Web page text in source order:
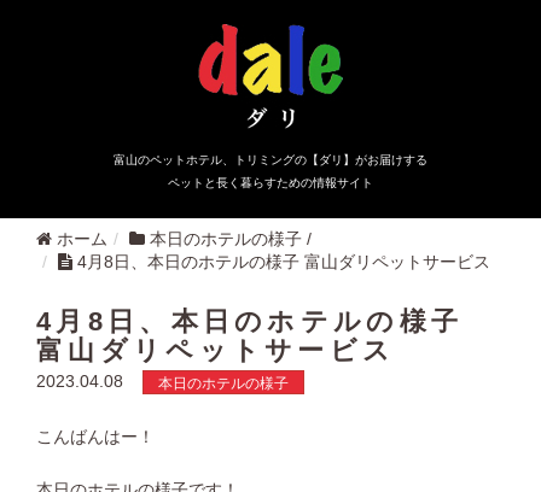
富山のペットホテル、トリミングの【ダリ】がお届けする
ペットと長く暮らすための情報サイト
ホーム 本日のホテルの様子 /
4月8日、本日のホテルの様子 富山ダリペットサービス
4月8日、本日のホテルの様子
富山ダリペットサービス
2023.04.08 本日のホテルの様子
こんばんはー！